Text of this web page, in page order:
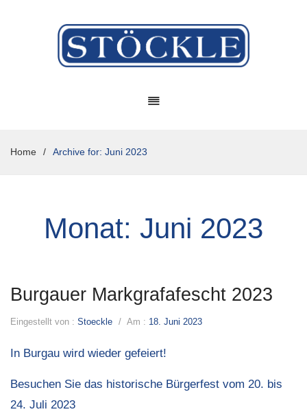
Home / Archive for: Juni 2023
Monat: Juni 2023
Burgauer Markgrafafescht 2023
Eingestellt von : Stoeckle / Am : 18. Juni 2023
In Burgau wird wieder gefeiert!
Besuchen Sie das historische Bürgerfest vom 20. bis
24. Juli 2023